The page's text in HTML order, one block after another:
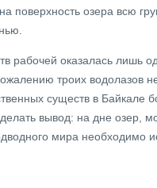
поверхность озера всю
рабочей оказалась лишь
троих водолазов
существ в Байкале
вывод: на дне озер,
мира необходимо